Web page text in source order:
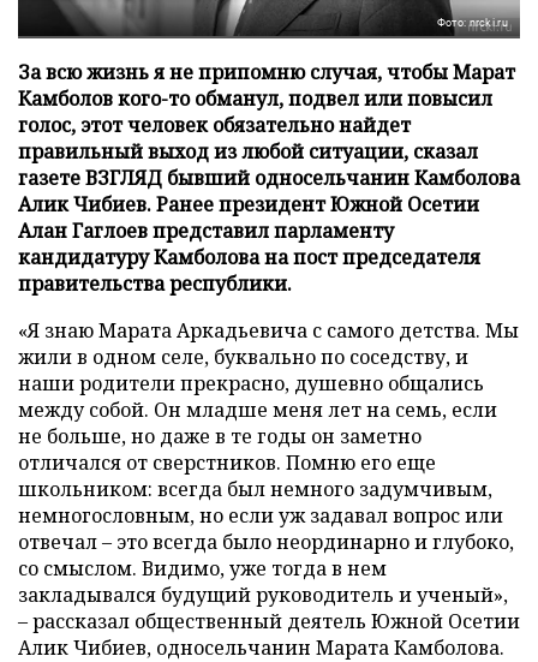
Фото: nrcki.ru
За всю жизнь я не припомню случая, чтобы Марат
Камболов кого-то обманул, подвел или повысил
голос, этот человек обязательно найдет
правильный выход из любой ситуации, сказал
газете ВЗГЛЯД бывший односельчанин Камболова
Алик Чибиев. Ранее президент Южной Осетии
Алан Гаглоев представил парламенту
кандидатуру Камболова на пост председателя
правительства республики.
«Я знаю Марата Аркадьевича с самого детства. Мы
жили в одном селе, буквально по соседству, и
наши родители прекрасно, душевно общались
между собой. Он младше меня лет на семь, если
не больше, но даже в те годы он заметно
отличался от сверстников. Помню его еще
школьником: всегда был немного задумчивым,
немногословным, но если уж задавал вопрос или
отвечал – это всегда было неординарно и глубоко,
со смыслом. Видимо, уже тогда в нем
закладывался будущий руководитель и ученый»,
– рассказал общественный деятель Южной Осетии
Алик Чибиев, односельчанин Марата Камболова.